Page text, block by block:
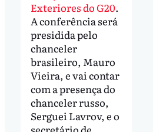
Exteriores do G20.
A conferência será
presidida pelo
chanceler
brasileiro, Mauro
Vieira, e vai contar
com a presença do
chanceler russo,
Serguei Lavrov, e o